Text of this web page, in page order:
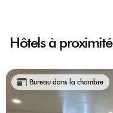
Hôtels à proximité
Bureau dans la chambre